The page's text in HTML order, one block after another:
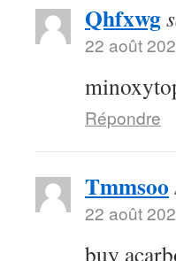
Qhfxwg
22 août
Répondre
Tmmsoo
22 août
buy